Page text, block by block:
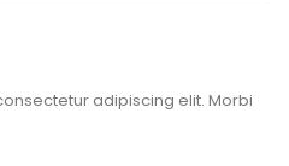
adipiscing elit. Morbi